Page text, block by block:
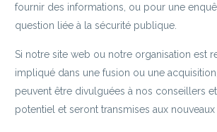
fournir des informations, ou pour une
question liée à la sécurité publique.
Si notre site web ou notre organisation est
impliqué dans une fusion ou une
peuvent être divulguées à nos conseillers
potentiel et seront transmises aux